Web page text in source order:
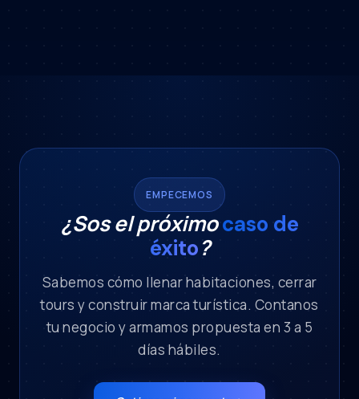
EMPECEMOS
¿Sos el próximocaso de
éxito?
Sabemos cómo llenar habitaciones, cerrar
tours y construir marca turística. Contanos
tu negocio y armamos propuesta en 3 a 5
días hábiles.